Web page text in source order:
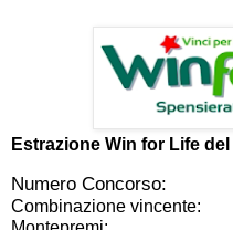
Estrazione Win for Life del
Numero Concorso:
Combinazione vincente: